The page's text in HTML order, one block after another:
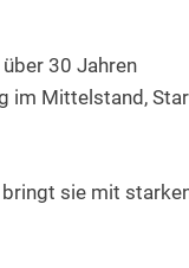
30 Jahren
im Mittelstand,
sie mit